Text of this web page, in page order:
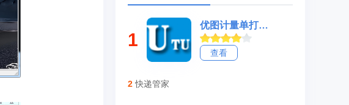
1
优图计量单打印软件
查看
2 快递管家